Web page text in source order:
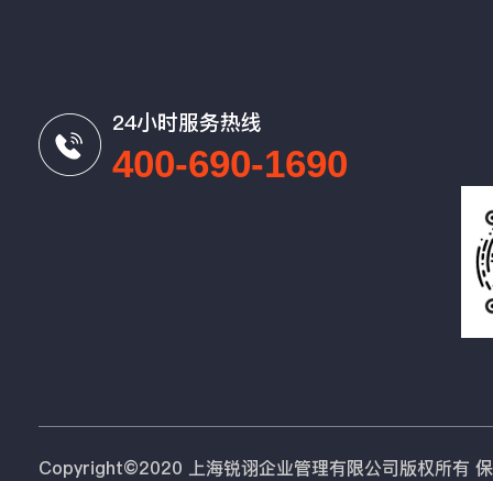
24小时服务热线
400-690-1690
Copyright©2020 上海锐诩企业管理有限公司版权所有